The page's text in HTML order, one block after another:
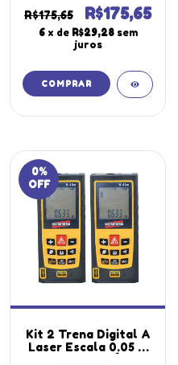
Utilizado Diversos
Equipamentos
Segurança
Laboratório
R$175,65 R$175,65
6 x de R$29,28 sem
juros
0%
OFF
Kit 2 Trena Digital A
Laser Escala 0.05 A